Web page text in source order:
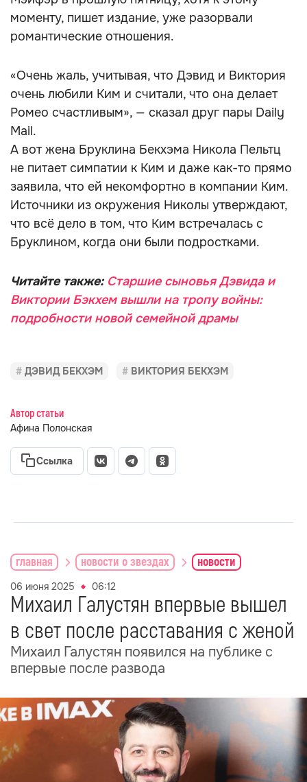
моменту, пишет издание, уже разорвали
романтические отношения.
«Очень жаль, учитывая, что Дэвид и Виктория
очень любили Ким и считали, что она делает
Ромео счастливым», — сказал друг пары Daily
Mail.
А вот жена Бруклина Бекхэма Никола Пельтц
не питает симпатии к Ким и даже как-то прямо
заявила, что ей некомфортно в компании Ким.
Источники из окружения Николы утверждают,
что всё дело в том, что Ким встречалась с
Бруклином, когда они были подростками.
Читайте также: Старшие сыновья Дэвида и
Виктории Бэкхем вышли на тропу войны:
подробности новой семейной драмы
ДЭВИД БЕКХЭМ ВИКТОРИЯ БЕКХЭМ
Автор статьи
Афина Полонская
Ссылка
главная новости о звездах новости
06 июня 2025 06:12
Михаил Галустян впервые вышел
в свет после расставания с женой
Михаил Галустян появился на публике с
впервые после развода